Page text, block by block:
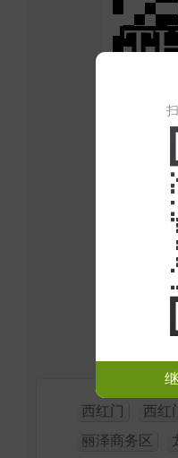
西红门 西红
丽泽商务区